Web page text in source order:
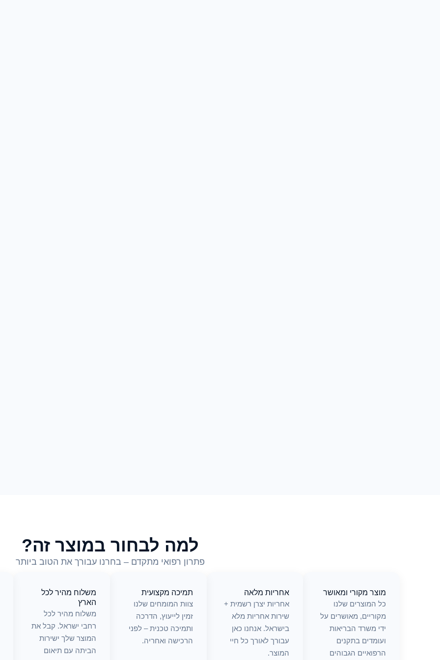
למה לבחור במוצר זה?
פתרון רפואי מתקדם – בחרנו עבורך את הטוב ביותר
מוצר מקורי ומאושר
כל המוצרים שלנו
מקוריים, מאושרים על
ידי משרד הבריאות
ועומדים בתקנים
הרפואיים הגבוהים
אחריות מלאה
אחריות יצרן רשמית +
שירות אחריות מלא
בישראל. אנחנו כאן
עבורך לאורך כל חיי
המוצר.
תמיכה מקצועית
צוות המומחים שלנו
זמין לייעוץ, הדרכה
ותמיכה טכנית – לפני
הרכישה ואחריה.
משלוח מהיר לכל
הארץ
משלוח מהיר לכל
רחבי ישראל. קבל את
המוצר שלך ישירות
הביתה עם תיאום